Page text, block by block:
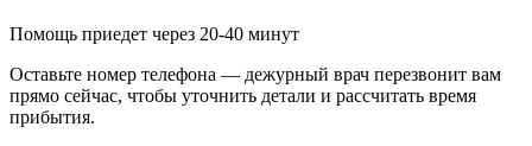
Помощь приедет через 20-40 минут
Оставьте номер телефона — дежурный врач перезвонит вам
прямо сейчас, чтобы уточнить детали и рассчитать время
прибытия.